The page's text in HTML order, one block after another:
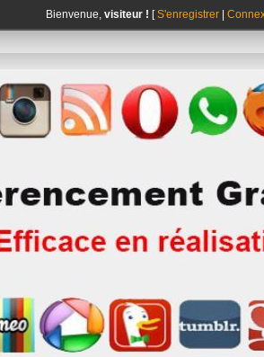
Bienvenue, visiteur ! [S'enregistrer